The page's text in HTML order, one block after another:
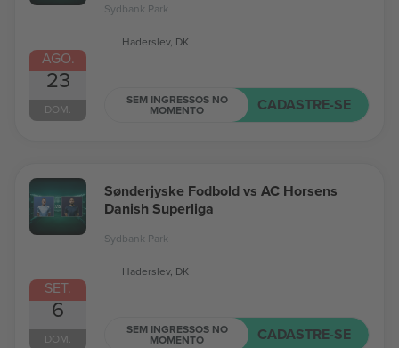
AGO.
23
DOM.
Sydbank Park
Haderslev, DK
SEM INGRESSOS NO
MOMENTO CADASTRE-SE
SET.
6
DOM.
Sønderjyske Fodbold vs AC Horsens
Danish Superliga
Sydbank Park
Haderslev, DK
SEM INGRESSOS NO
MOMENTO CADASTRE-SE